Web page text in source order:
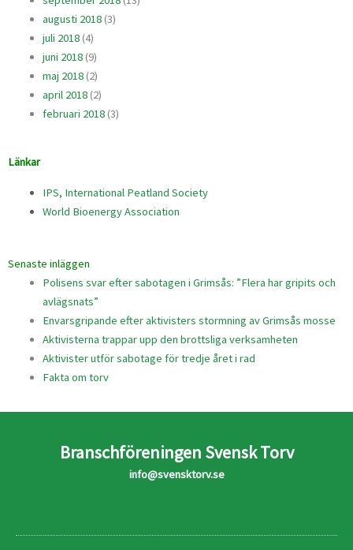
augusti 2018(3)
juli 2018(4)
juni 2018(9)
maj 2018(2)
april 2018(2)
februari 2018(3)
Länkar
IPS, International Peatland Society
World Bioenergy Association
Senaste inläggen
Polisens svar efter sabotagen i Grimsås: ”Flera har gripits och
avlägsnats”
Envarsgripande efter aktivisters stormning av Grimsås mosse
Aktivisterna trappar upp den brottsliga verksamheten
Aktivister utför sabotage för tredje året i rad
Fakta om torv
Branschföreningen Svensk Torv
info@svensktorv.se